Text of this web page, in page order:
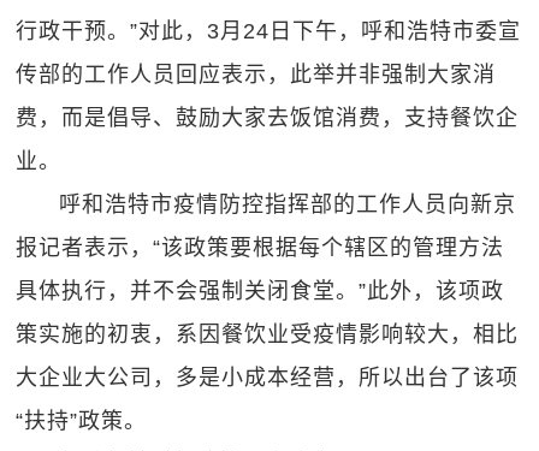
行政干预。”对此，3月24日下午，呼和浩特市委宣
传部的工作人员回应表示，此举并非强制大家消
费，而是倡导、鼓励大家去饭馆消费，支持餐饮企
业。
呼和浩特市疫情防控指挥部的工作人员向新京
报记者表示，“该政策要根据每个辖区的管理方法
具体执行，并不会强制关闭食堂。”此外，该项政
策实施的初衷，系因餐饮业受疫情影响较大，相比
大企业大公司，多是小成本经营，所以出台了该项
“扶持”政策。